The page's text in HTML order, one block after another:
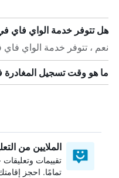
هل تتوفر خدمة الواي فاي
نعم ، تتوفر خدمة الواي
ما هو وقت تسجيل
الملايين من
تقييمات وتعليقات
تمامًا. احجز